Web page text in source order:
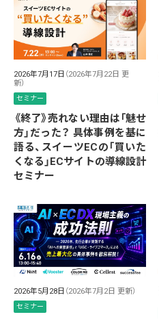
2026年7月17日 （2026年7月22日 更
新）
セミナー
《終了》売れない理由は「魅せ
方」だった？ 具体事例を基に
語る、スイーツECの「買いた
くなる」ECサイトの導線設計
セミナー
2026年5月28日 （2026年7月2日 更新）
セミナー